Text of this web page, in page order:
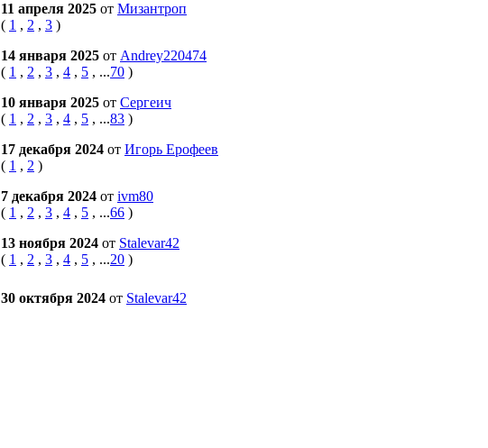
11 апреля 2025 от Мизантроп
( 1 , 2 , 3 )
14 января 2025 от Andrey220474
( 1 , 2 , 3 , 4 , 5 , ...70 )
10 января 2025 от Сергеич
( 1 , 2 , 3 , 4 , 5 , ...83 )
17 декабря 2024 от Игорь Ерофеев
( 1 , 2 )
7 декабря 2024 от ivm80
( 1 , 2 , 3 , 4 , 5 , ...66 )
13 ноября 2024 от Stalevar42
( 1 , 2 , 3 , 4 , 5 , ...20 )
30 октября 2024 от Stalevar42